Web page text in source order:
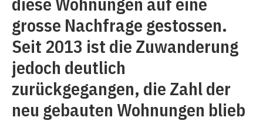
grosse Nachfrage gestossen.
Seit 2013 ist die Zuwanderung
jedoch deutlich
zurückgegangen, die Zahl der
neu gebauten Wohnungen blieb